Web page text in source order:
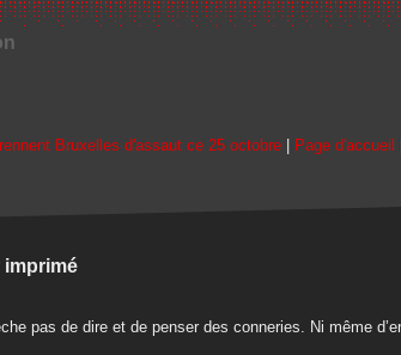
Bruxelles d'assaut ce 25 octobre Page d'accueil
pas de dire et de penser des conneries. Ni même